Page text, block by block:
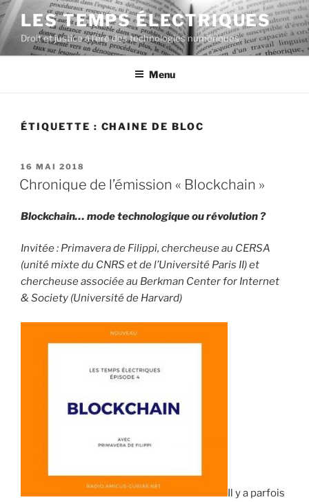
Aller
au
contenu
principal
LES TEMPS ÉLECTRIQUES
Droit et justice à l'ère des technologies numériques
Menu
ÉTIQUETTE : CHAINE DE BLOC
PUBLIÉ
LE
16 MAI 2018
Chronique de l’émission « Blockchain »
Blockchain… mode technologique ou révolution ?
Invitée : Primavera de Filippi, chercheuse au CERSA
(unité mixte du CNRS et de l’Université Paris II) et
chercheuse associée au Berkman Center for Internet
& Society (Université de Harvard)
Il y a parfois